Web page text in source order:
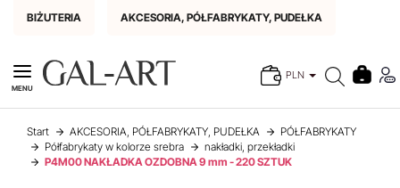
BIŻUTERIA AKCESORIA, PÓŁFABRYKATY, PUDEŁKA
PLN
MENU
Start AKCESORIA, PÓŁFABRYKATY, PUDEŁKA
PÓŁFABRYKATY
Półfabrykaty w kolorze srebra
nakładki, przekładki
P4M00 NAKŁADKA OZDOBNA 9 mm - 220 SZTUK